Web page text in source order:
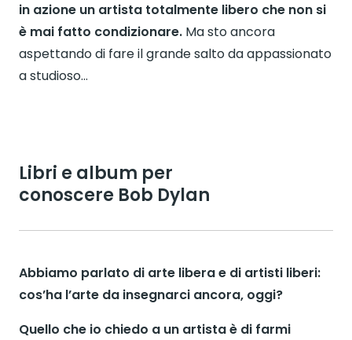
in azione un artista totalmente libero che non si
è mai fatto condizionare. Ma sto ancora
aspettando di fare il grande salto da appassionato
a studioso…
Libri e album per
conoscere Bob Dylan
Abbiamo parlato di arte libera e di artisti liberi:
cos’ha l’arte da insegnarci ancora, oggi?
Quello che io chiedo a un artista è di farmi